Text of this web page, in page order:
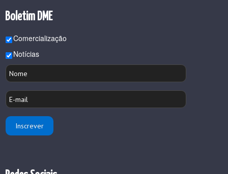
Boletim DME
Comercialização
Notícias